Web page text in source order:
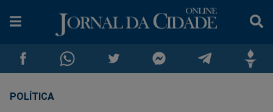
CompartilharCompartilhar
POLÍTICA